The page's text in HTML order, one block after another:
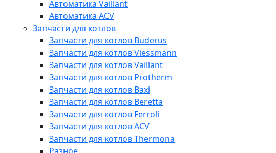
Автоматика Vaillant
Автоматика ACV
Запчасти для котлов
Запчасти для котлов Buderus
Запчасти для котлов Viessmann
Запчасти для котлов Vaillant
Запчасти для котлов Protherm
Запчасти для котлов Baxi
Запчасти для котлов Beretta
Запчасти для котлов Ferroli
Запчасти для котлов ACV
Запчасти для котлов Thermona